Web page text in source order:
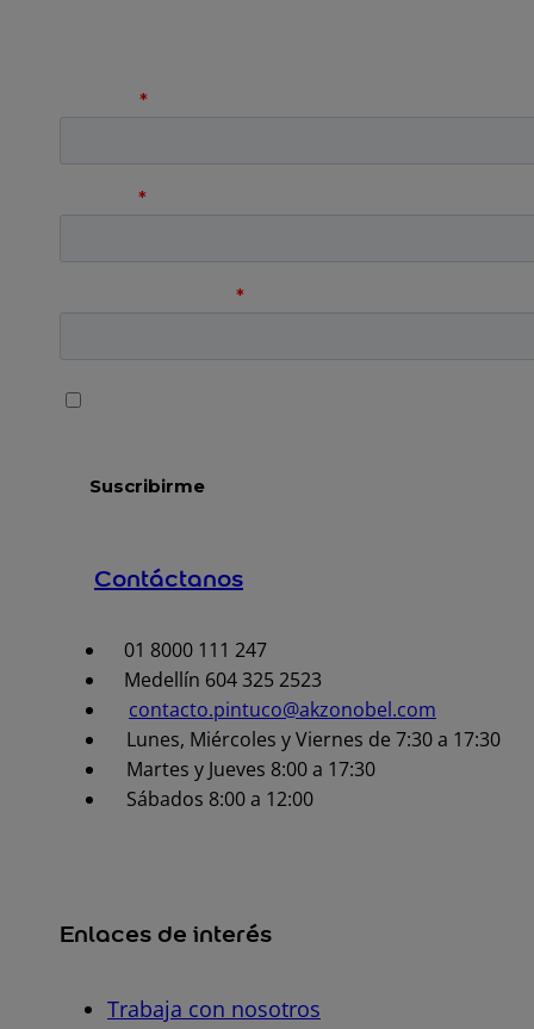
Contáctanos
01 8000 111 247
Medellín 604 325 2523
contacto.pintuco@akzonobel.com
Lunes, Miércoles y Viernes de 7:30 a 17:30
Martes y Jueves 8:00 a 17:30
Sábados 8:00 a 12:00
Enlaces de interés
Trabaja con nosotros